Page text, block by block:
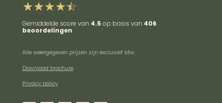
Gemiddelde score van 4.5 op basis van 406
beoordelingen
Alle weergegeven prijzen zijn exclusief btw.
Download brochure
Privacy policy